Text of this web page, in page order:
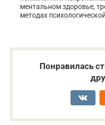
ментальном здоровье,
методах
Понравилась